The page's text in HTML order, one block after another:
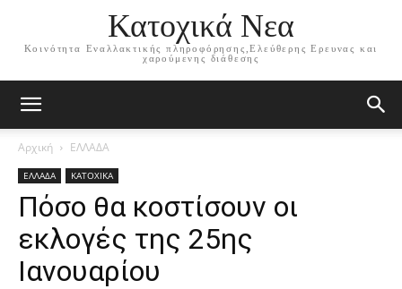
Κατοχικά Νεα
Κοινότητα Εναλλακτικής πληροφόρησης,Ελεύθερης Ερευνας και
χαρούμενης διάθεσης
Αρχική ΕΛΛΑΔΑ
ΕΛΛΑΔΑ ΚΑΤΟΧΙΚΑ
Πόσο θα κοστίσουν οι
εκλογές της 25ης
Ιανουαρίου